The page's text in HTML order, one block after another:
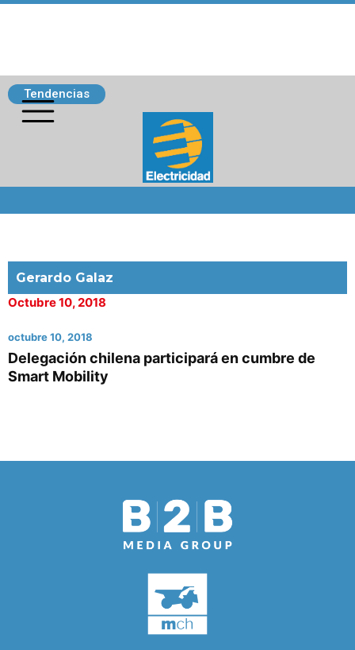
Tendencias
Gerardo Galaz
Octubre 10, 2018
octubre 10, 2018
Delegación chilena participará en cumbre de
Smart Mobility